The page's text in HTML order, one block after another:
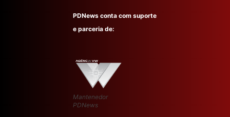
PDNews conta com suporte
e parceria de:
Mantenedor
PDNews